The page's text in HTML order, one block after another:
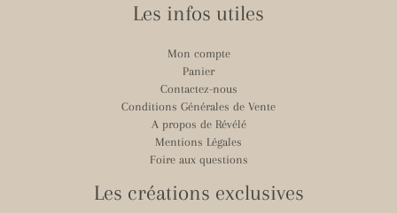
Les infos utiles
Mon compte
Panier
Contactez-nous
Conditions Générales de Vente
A propos de Révélé
Mentions Légales
Foire aux questions
Les créations exclusives